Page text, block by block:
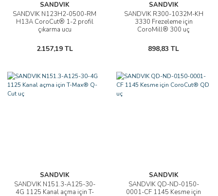
SANDVIK
SANDVIK N123H2-0500-RM
H13A CoroCut® 1-2 profil
çıkarma ucu
2.157,19 TL
SANDVIK
SANDVIK R300-1032M-KH
3330 Frezeleme için
CoroMill® 300 uç
898,83 TL
SANDVIK
SANDVIK N151.3-A125-30-
4G 1125 Kanal açma için T-
SANDVIK
SANDVIK QD-ND-0150-
0001-CF 1145 Kesme için